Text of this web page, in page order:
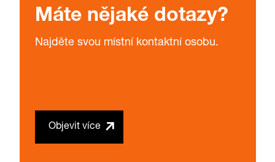
Máte nějaké dotazy?
Najděte svou místní kontaktní osobu.
Objevit více